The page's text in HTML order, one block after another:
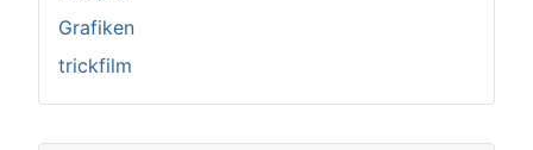
Grafiken
trickfilm